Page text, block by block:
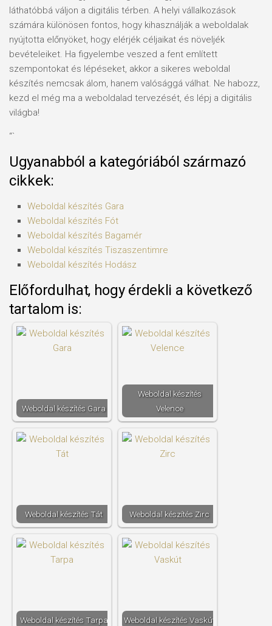
láthatóbbá váljon a digitális térben. A helyi vállalkozások
számára különösen fontos, hogy kihasználják a weboldalak
nyújtotta előnyöket, hogy elérjék céljaikat és növeljék
bevételeiket. Ha figyelembe veszed a fent említett
szempontokat és lépéseket, akkor a sikeres weboldal
készítés nemcsak álom, hanem valósággá válhat. Ne habozz,
kezd el még ma a weboldalad tervezését, és lépj a digitális
világba!
“`
Ugyanabból a kategóriából származó
cikkek:
Weboldal készítés​ Gara
Weboldal készítés​ Fót
Weboldal készítés​ Bagamér
Weboldal készítés​ Tiszaszentimre
Weboldal készítés​ Hodász
Előfordulhat, hogy érdekli a következő
tartalom is:
Weboldal készítés​ Gara
Weboldal készítés​
Velence
Weboldal készítés​ Tát Weboldal készítés​ Zirc
Weboldal készítés​ Tarpa Weboldal készítés​ Vaskút